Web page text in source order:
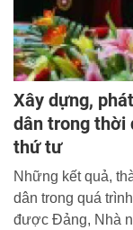
thiệu toàn văn
Xây dựng,
dân trong thời
thứ tư
Những kết quả,
dân trong quá
được Đảng, Nhà